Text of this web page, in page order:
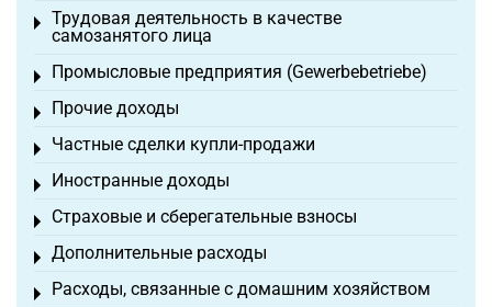
Трудовая деятельность в качестве
самозанятого лица
Toggle menu
Промысловые предприятия (Gewerbebetriebe)
Toggle menu
Прочие доходы
Toggle menu
Частные сделки купли-продажи
Toggle menu
Иностранные доходы
Toggle menu
Страховые и сберегательные взносы
Toggle menu
Дополнительные расходы
Toggle menu
Расходы, связанные с домашним хозяйством
Toggle menu